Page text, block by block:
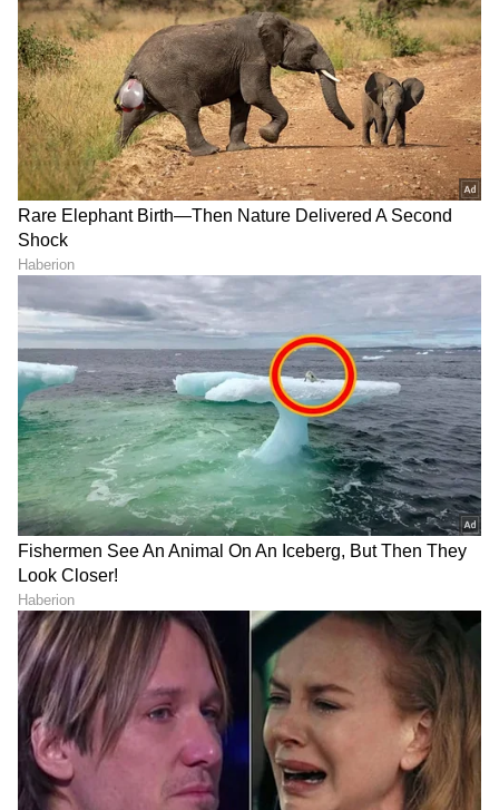
ವಹಿವಾಟು ಬೆಳವಣಿಗೆಗಿಂತ ಲಾಭದಾಯಕವಾಗಲು ನಾವು
ಗಮನಹರಿಸಿದ್ದೇವೆ. ನಾವು ಸೋನಿ, ಸ್ಯಾಮ್‌ಸಂಗ್ ಮತ್ತು LG
ಯಂತಹ ದೊಡ್ಡ ಕಂಪನಿಗಳ ಮೇಲೆ ಕೇಂದ್ರೀಕರಿಸುತ್ತೇವೆ. ಇದು
ನಮ್ಮ ಬ್ರ್ಯಾಂಡ್ ಪ್ರೀಮಿಯಂ ಅನ್ನು ಮಾಡುತ್ತದೆ ಮತ್ತು ನಾವು
ಹೆಚ್ಚಿನ ಲಾಭವನ್ನು ಪಡೆಯುತ್ತೇವೆ" ಎಂದು ದೇವಿತಾ ಸರಾಫ್
ಹೇಳಿದರು
12
13